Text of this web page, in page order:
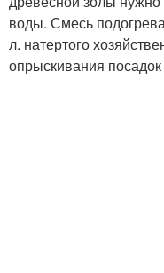
воды. Смесь
л. натертого
опрыскивания